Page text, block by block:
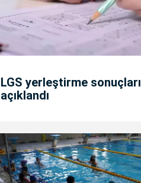
LGS yerleştirme sonuçları
açıklandı